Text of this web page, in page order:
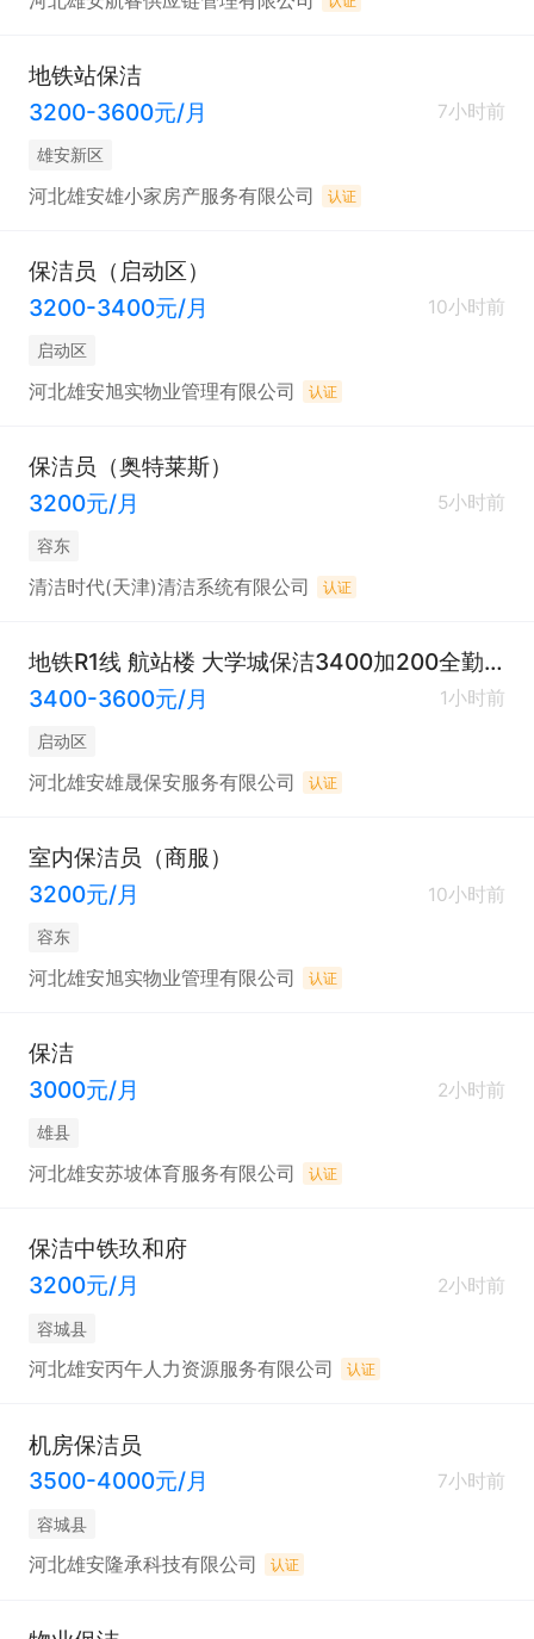
地铁站保洁
3200-3600元/月
7小时前
雄安新区
河北雄安雄小家房产服务有限公司 认证
保洁员（启动区）
3200-3400元/月
10小时前
启动区
河北雄安旭实物业管理有限公司 认证
保洁员（奥特莱斯）
3200元/月
5小时前
容东
清洁时代(天津)清洁系统有限公司 认证
地铁R1线 航站楼 大学城保洁3400加200全勤-八小时
3400-3600元/月
1小时前
启动区
河北雄安雄晟保安服务有限公司 认证
室内保洁员（商服）
3200元/月
10小时前
容东
河北雄安旭实物业管理有限公司 认证
保洁
3000元/月
2小时前
雄县
河北雄安苏坡体育服务有限公司 认证
保洁中铁玖和府
3200元/月
2小时前
容城县
河北雄安丙午人力资源服务有限公司 认证
机房保洁员
3500-4000元/月
7小时前
容城县
河北雄安隆承科技有限公司 认证